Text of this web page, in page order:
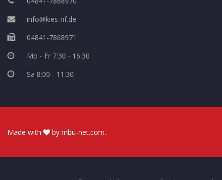
info@kies-nf.de
04841-7868971
Mo - Fr 7:30 - 16:30
Sa 8:00 - 11:30
Made with by mbu-net.com.